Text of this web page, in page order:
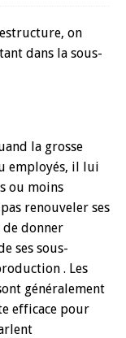
on
dans la sous-
la grosse
employés, il lui
ou moins
renouveler ses
de donner
ses sous-
. Les
généralement
efficace pour